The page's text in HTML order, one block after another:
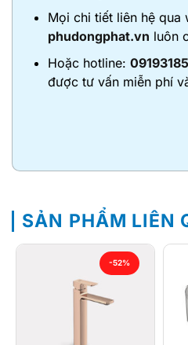
Mọi chi tiết liên hệ qua
phudongphat.vn luôn
Hoặc hotline:
được tư vấn miễn phí
SẢN PHẨM LIÊN
-52%